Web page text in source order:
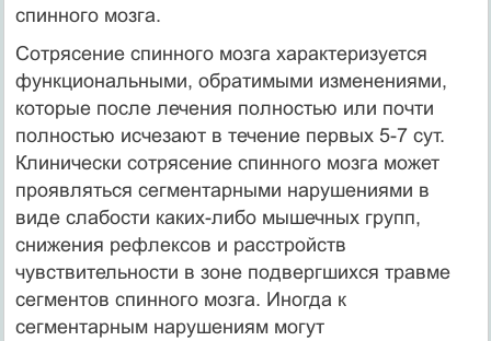
спинного мозга.
Сотрясение спинного мозга характеризуется
функциональными, обратимыми изменениями,
которые после лечения полностью или почти
полностью исчезают в течение первых 5-7 сут.
Клинически сотрясение спинного мозга может
проявляться сегментарными нарушениями в
виде слабости каких-либо мышечных групп,
снижения рефлексов и расстройств
чувствительности в зоне подвергшихся травме
сегментов спинного мозга. Иногда к
сегментарным нарушениям могут